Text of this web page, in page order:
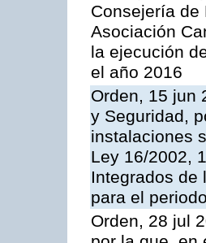
Consejería de
Asociación
la ejecución
el año 2016
Orden, 15 jun
y Seguridad,
instalaciones
Ley 16/2002,
Integrados de
para el
Orden, 28 jul